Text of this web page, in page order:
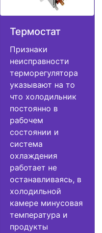
Термостат
Признаки
неисправности
терморегулятора
указывают на то
что холодильник
постоянно в
рабочем
состоянии и
система
охлаждения
работает не
останавливаясь, в
холодильной
камере минусовая
температура и
продукты